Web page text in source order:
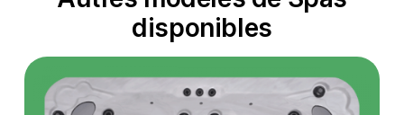
disponibles